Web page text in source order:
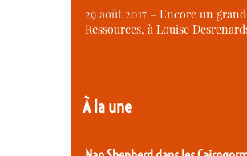
29 août 2017 – Encore un
Ressources, à Louise
À la une